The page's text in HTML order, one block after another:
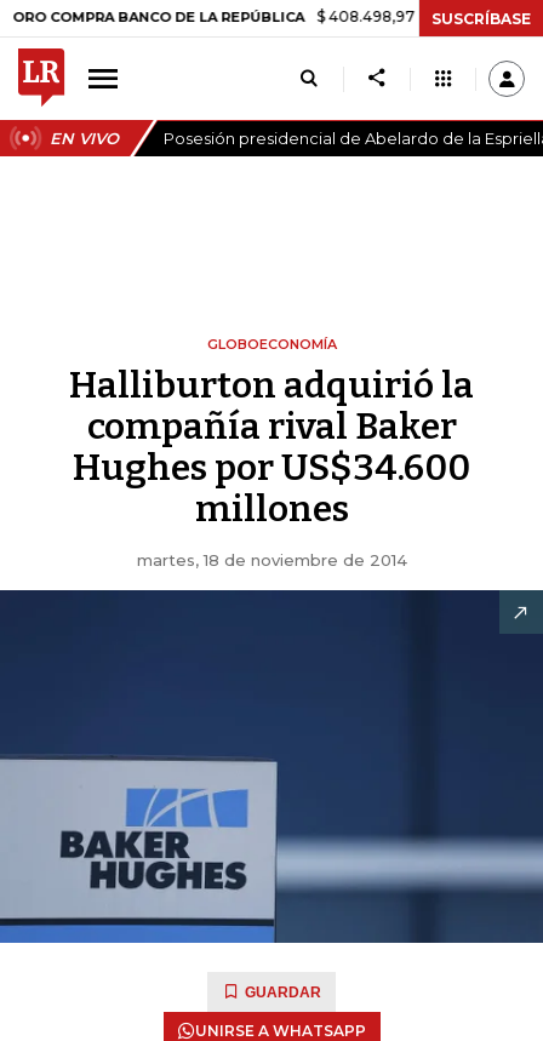
BANCO DE LA REPÚBLICA $ 408.498,97 +$ 8.753,81 +2,19%
SUSCRÍBASE
EN VIVO Posesión presidencial de Abelardo de la
GLOBOECONOMÍA
Halliburton adquirió la
compañía rival Baker
Hughes por US$34.600
millones
martes, 18 de noviembre de 2014
GUARDAR
UNIRSE A WHATSAPP